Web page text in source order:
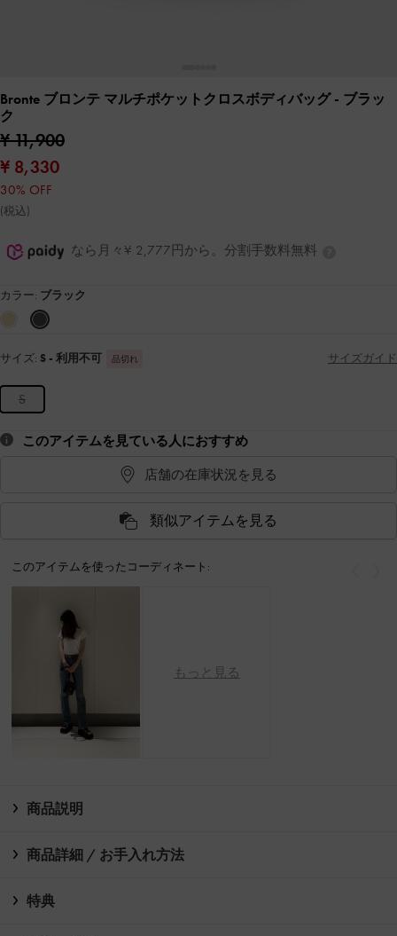
Bronte ブロンテ マルチポケットクロスボディバッグ- ブラッ
ク
¥ 11,900
¥ 8,330
30% OFF
(税込)
なら月々¥ 2,777円から。分割手数料無料
カラー: ブラック
サイズ: S - 利用不可 品切れ サイズガイド
S
このアイテムを見ている人におすすめ
店舗の在庫状況を見る
類似アイテムを見る
このアイテムを使ったコーディネート:
もっと見る
商品説明
商品詳細 / お手入れ方法
特典